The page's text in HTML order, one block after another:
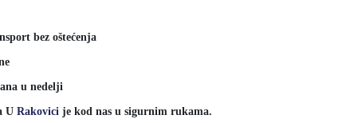
bez oštećenja
u nedelji
U Rakovici je kod nas u sigurnim rukama.